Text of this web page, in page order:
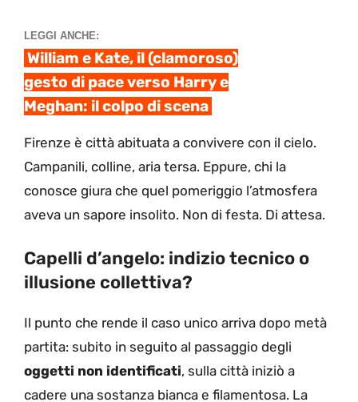
LEGGI ANCHE:
William e Kate, il (clamoroso)
gesto di pace verso Harry e
Meghan: il colpo di scena
Firenze è città abituata a convivere con il cielo.
Campanili, colline, aria tersa. Eppure, chi la
conosce giura che quel pomeriggio l’atmosfera
aveva un sapore insolito. Non di festa. Di attesa.
Capelli d’angelo: indizio tecnico o
illusione collettiva?
Il punto che rende il caso unico arriva dopo metà
partita: subito in seguito al passaggio degli
oggetti non identificati, sulla città iniziò a
cadere una sostanza bianca e filamentosa. La